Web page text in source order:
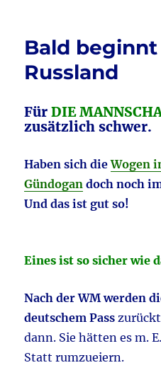
o
k
(IB):
Bald
Russland
FürDIE
zusätzlich schwer.
Haben sich dieWogen
Gündogan doch noch
Und das ist gut so!
Eines ist so sicher wie
Nach der WM werden
deutschem Pass
dann. Sie hätten es m.
Statt rumzueiern.